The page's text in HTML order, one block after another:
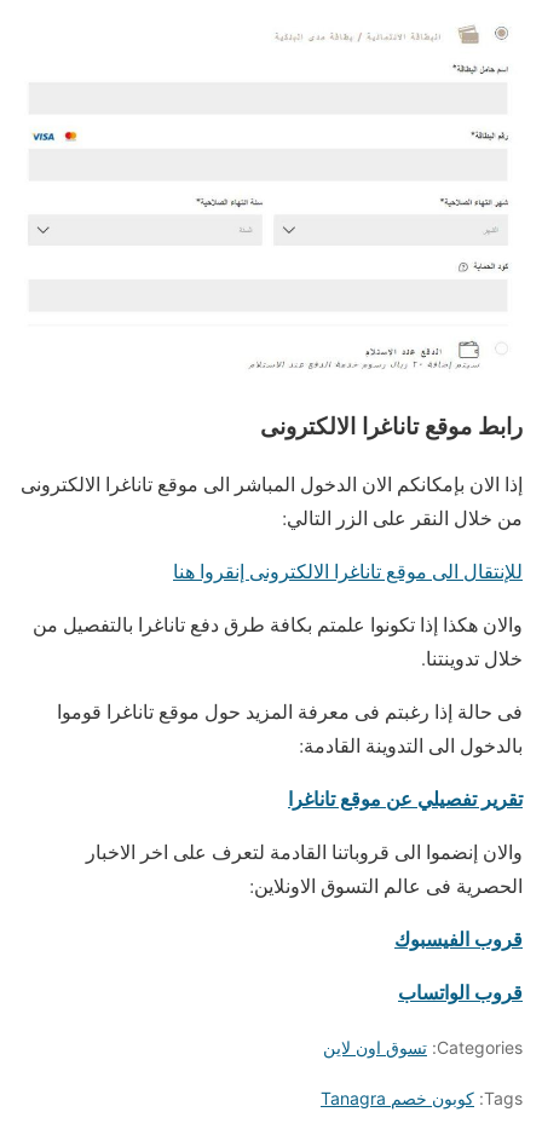
رابط موقع تاناغرا الالكترونى
إذا الان بإمكانكم الان الدخول المباشر الى موقع تاناغرا الالكترونى
من خلال النقر على الزر التالي:
للإنتقال الى موقع تاناغرا الالكترونى إنقروا هنا
والان هكذا إذا تكونوا علمتم بكافة طرق دفع تاناغرا بالتفصيل من
خلال تدوينتنا.
فى حالة إذا رغبتم فى معرفة المزيد حول موقع تاناغرا قوموا
بالدخول الى التدوينة القادمة:
تقرير تفصيلي عن موقع تاناغرا
والان إنضموا الى قروباتنا القادمة لتعرف على اخر الاخبار
الحصرية فى عالم التسوق الاونلاين:
قروب الفيسبوك
قروب الواتساب
Categories: تسوق اون لاين
Tags: كوبون خصم Tanagra